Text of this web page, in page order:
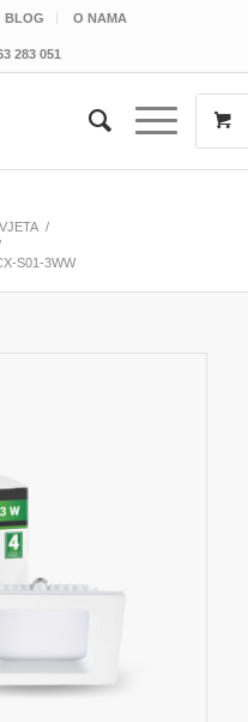
BLOG O NAMA
283 051
/
S01-3WW